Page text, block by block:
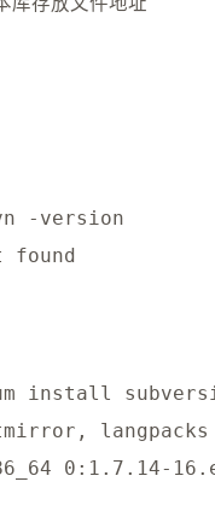
-version
install
langpacks
0 :1.7.14-